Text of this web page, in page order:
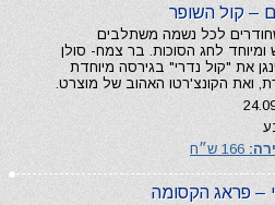
– קול השופר
לכל נשמה משתלבים
ומיוחד לחג הסוכות. בר צמח- סולן
את "קול נדרי" בגירסה מיוחדת
ואת הקונצ'רטו האהוב של מוצרט.
– פראג הקסומה